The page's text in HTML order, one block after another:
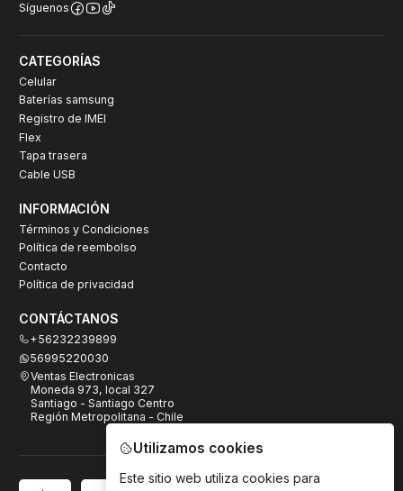
Síguenos
CATEGORÍAS
Celular
Baterías samsung
Registro de IMEI
Flex
Tapa trasera
Cable USB
INFORMACIÓN
Términos y Condiciones
Política de reembolso
Contacto
Política de privacidad
CONTÁCTANOS
+56232239899
56995220030
Ventas Electronicas
Moneda 973, local 327
Santiago - Santiago Centro
Región Metropolitana - Chile
Utilizamos cookies
Este sitio web utiliza cookies para